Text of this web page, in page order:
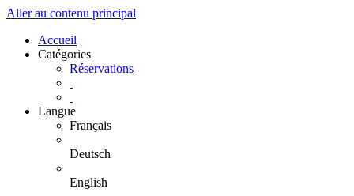
Aller au contenu principal
Accueil
Catégories
Réservations
Langue
Français
Deutsch
English